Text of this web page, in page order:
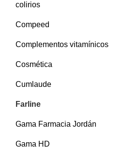
colirios
Compeed
Complementos vitamínicos
Cosmética
Cumlaude
Farline
Gama Farmacia Jordán
Gama HD